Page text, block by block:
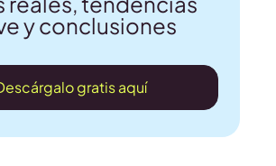
y conclusiones
gratis aquí